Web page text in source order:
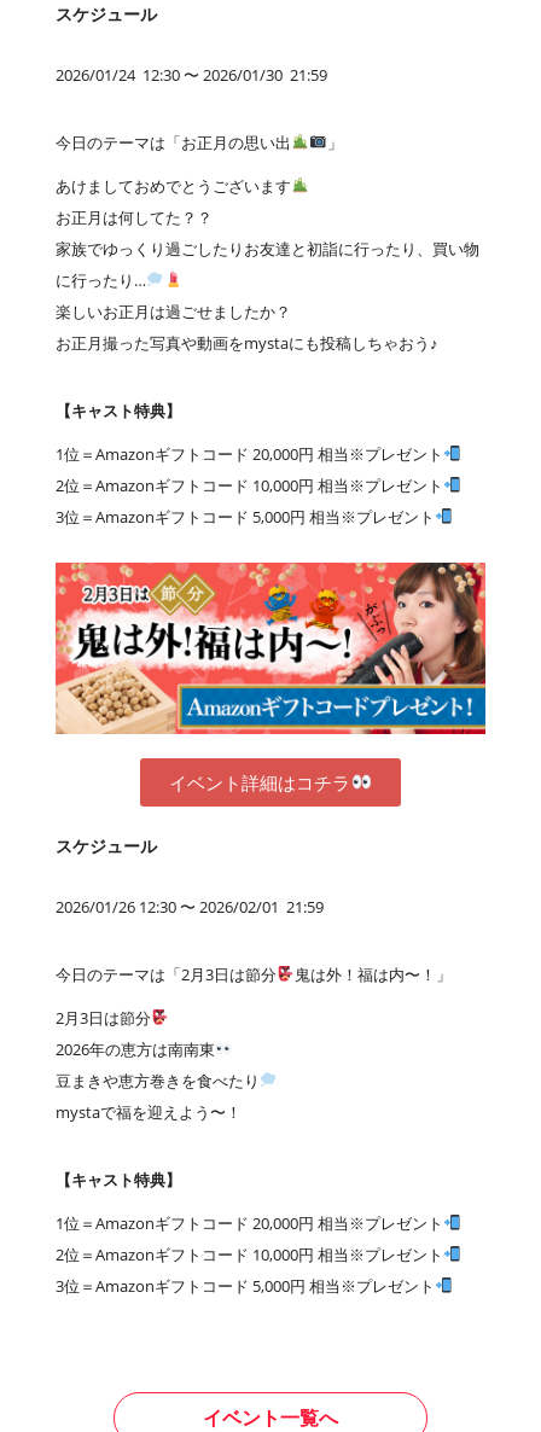
スケジュール
2026/01/24 12:30 〜 2026/01/30 21:59
今日のテーマは「お正月の思い出
」
あけましておめでとうございます
お正月は何してた？？
家族でゆっくり過ごしたりお友達と初詣に行ったり、買い物
に行ったり…
楽しいお正月は過ごせましたか？
お正月撮った写真や動画をmystaにも投稿しちゃおう♪
【キャスト特典】
1位＝Amazonギフトコード 20,000円 相当※プレゼント
2位＝Amazonギフトコード 10,000円 相当※プレゼント
3位＝Amazonギフトコード 5,000円 相当※プレゼント
イベント詳細はコチラ
スケジュール
2026/01/26 12:30 〜 2026/02/01 21:59
今日のテーマは「2月3日は節分
鬼は外！福は内〜！」
2月3日は節分
2026年の恵方は南南東
豆まきや恵方巻きを食べたり
mystaで福を迎えよう〜！
【キャスト特典】
1位＝Amazonギフトコード 20,000円 相当※プレゼント
2位＝Amazonギフトコード 10,000円 相当※プレゼント
3位＝Amazonギフトコード 5,000円 相当※プレゼント
イベント一覧へ